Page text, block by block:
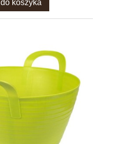
do koszyka